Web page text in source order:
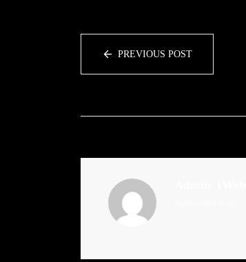
PREVIOUS POST